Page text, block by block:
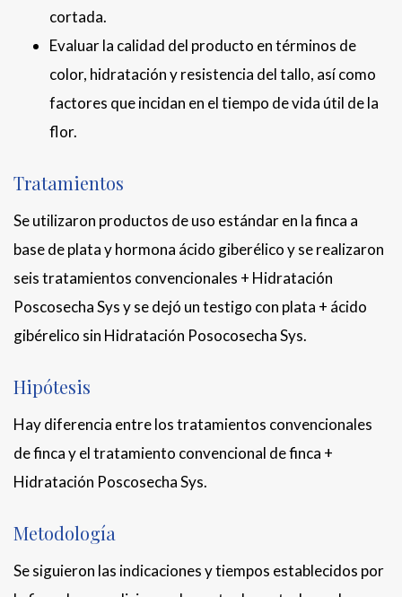
cortada.
Evaluar la calidad del producto en términos de
color, hidratación y resistencia del tallo, así como
factores que incidan en el tiempo de vida útil de la
flor.
Tratamientos
Se utilizaron productos de uso estándar en la finca a
base de plata y hormona ácido giberélico y se realizaron
seis tratamientos convencionales + Hidratación
Poscosecha Sys y se dejó un testigo con plata + ácido
gibérelico sin Hidratación Posocosecha Sys.
Hipótesis
Hay diferencia entre los tratamientos convencionales
de finca y el tratamiento convencional de finca +
Hidratación Poscosecha Sys.
Metodología
Se siguieron las indicaciones y tiempos establecidos por